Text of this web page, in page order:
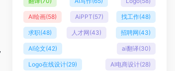
AI绘画(58) AiPPT(57) 找工作(48)
求职(48) 人才网(43) 招聘网(43)
AI论文(42) ai翻译(30)
Logo在线设计(29) AI电商设计(28)